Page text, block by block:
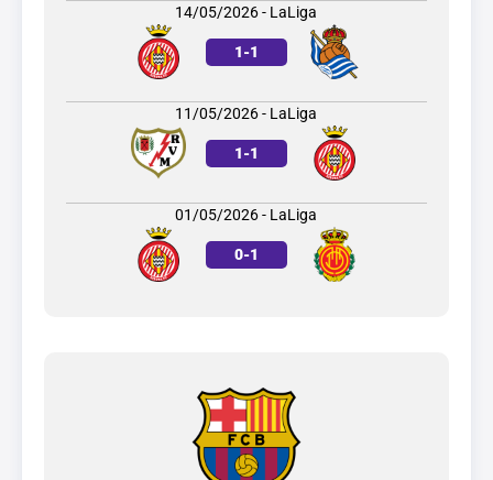
14/05/2026 - LaLiga
1-1
11/05/2026 - LaLiga
1-1
01/05/2026 - LaLiga
0-1